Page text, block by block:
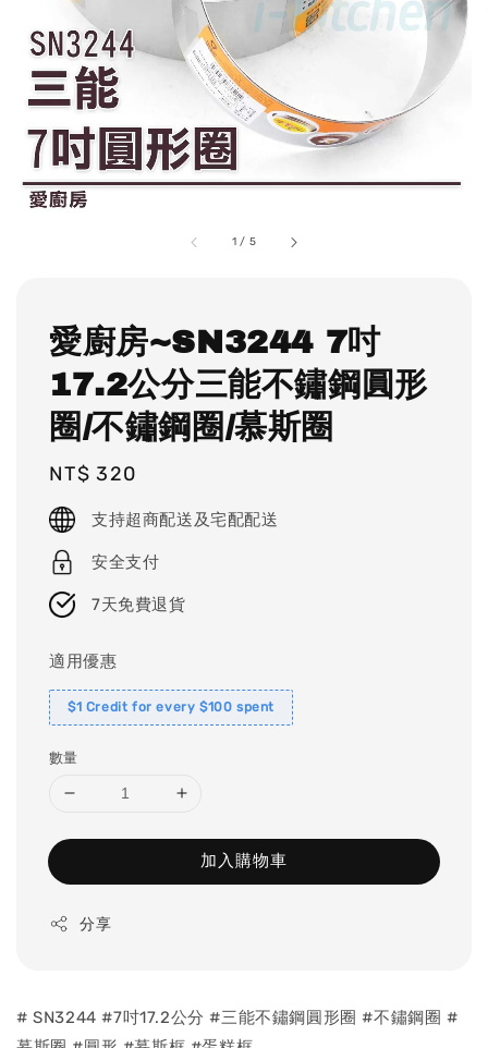
1 / 5
愛廚房~SN3244 7吋
17.2公分三能不鏽鋼圓形
圈/不鏽鋼圈/慕斯圈
Regular
price
NT$ 320
支持超商配送及宅配配送
安全支付
7天免費退貨
適用優惠
$1 Credit for every $100 spent
數量
加入購物車
分享
# SN3244 #7吋17.2公分 #三能不鏽鋼圓形圈 #不鏽鋼圈 #